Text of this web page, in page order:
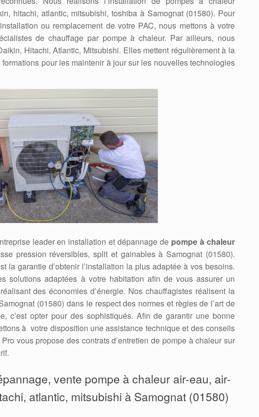
hitachi, atlantic, mitsubishi, toshiba à Samognat (01580). Pour
ou remplacement de votre PAC, nous mettons à votre
de chauffage par pompe à chaleur. Par ailleurs, nous
Hitachi, Atlantic, Mitsubishi. Elles mettent régulièrement à la
pour les maintenir à jour sur les nouvelles technologies
leader en installation et dépannage de pompe à chaleur
pression réversibles, split et gainables à Samognat (01580).
la garantie d’obtenir l’installation la plus adaptée à vos besoins.
solutions adaptées à votre habitation afin de vous assurer un
des économies d’énergie. Nos chauffagistes réalisent la
(01580) dans le respect des normes et règles de l’art de
c’est opter pour des sophistiqués. Afin de garantir une bonne
à votre disposition une assistance technique et des conseils
vous propose des contrats d’entretien de pompe à chaleur sur
vente pompe à chaleur air-eau, air-
atlantic, mitsubishi à Samognat (01580)